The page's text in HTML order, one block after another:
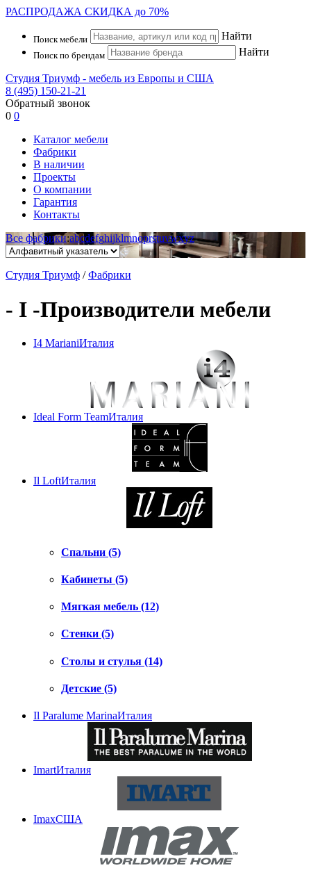
РАСПРОДАЖА СКИДКА до 70%
Поиск мебели Найти
Поиск по брендам Найти
Студия Триумф - мебель из Европы и США
8 (495) 150-21-21
Обратный звонок
0 0
Каталог мебели
Фабрики
В наличии
Проекты
О компании
Гарантия
Контакты
Все фабрики:abcdefghijklmnoprstuvwxyz
Студия Триумф / Фабрики
- I -Производители мебели
I4 MarianiИталия
Ideal Form TeamИталия
Il LoftИталия
Спальни (5)
Кабинеты (5)
Мягкая мебель (12)
Стенки (5)
Столы и стулья (14)
Детские (5)
Il Paralume MarinaИталия
ImartИталия
ImaxСША